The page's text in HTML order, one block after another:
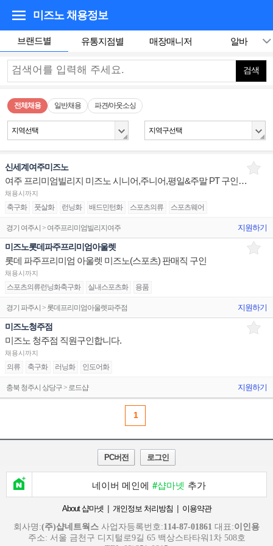
미즈노채용정보
브랜드별 유통지점별 매장매니저 알바
검색
전체채용 일반채용 파견/아웃소싱
지역선택 지역구선택
신세계여주미즈노
여주 프리미엄빌리지 미즈노 시니어,주니어,평일&주말 PT 구인합니다.
채용시까지
축구화 풋살화 런닝화 배드민턴화 스포츠의류 스포츠웨어
경기 여주시 > 여주프리미엄빌리지여주 지원하기
미즈노롯데파주프리미엄아울렛
롯데 파주프리미엄 아울렛 미즈노(스포츠) 판매직 구인
채용시까지
스포츠의류런닝화축구화 실내스포츠화 용품
경기 파주시 > 롯데프리미엄아울렛파주점 지원하기
미즈노청주점
미즈노 청주점 직원구인합니다.
채용시까지
의류 축구화 러닝화 인도어화
충북 청주시 상당구 > 로드샵 지원하기
1
PC버전 로그인
네이버 메인에 #샵마넷 추가
About 샵마넷 | 개인정보 처리방침 | 이용약관
회사명:(주)샵네트웍스 사업자등록번호:114-87-01861 대표:이인용
주소: 서울 금천구 디지털로9길 65 백상스타타워1차 508호